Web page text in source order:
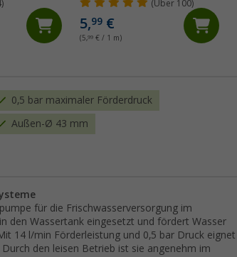
Kaltwasser 10x15 mm
(Meterware)
(Über 100)
5,99 €
(5,99 € / 1 m)
0,5 bar maximaler Förderdruck
Außen-Ø 43 mm
für die Frischwasserversorgung im
den Wassertank eingesetzt und fördert Wasser
14 l/min Förderleistung und 0,5 bar Druck eignet
den leisen Betrieb ist sie angenehm im